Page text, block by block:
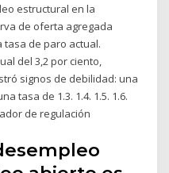
estructural en la
de oferta agregada
tasa de paro actual.
del 3,2 por ciento,
signos de debilidad: una
tasa de 1.3. 1.4. 1.5. 1.6.
de regulación